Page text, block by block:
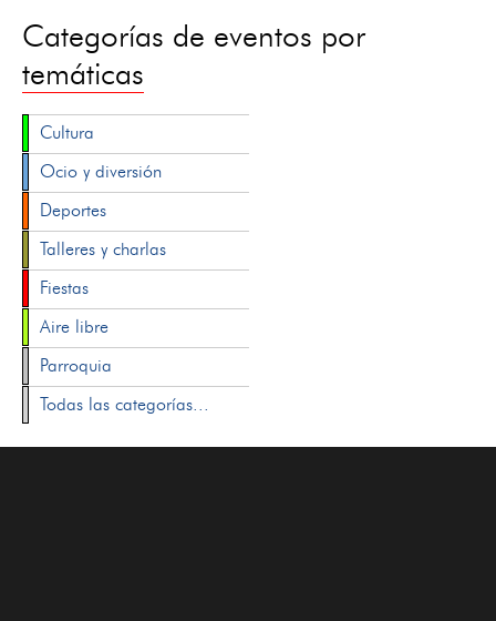
Categorías de eventos por
temáticas
Cultura
Ocio y diversión
Deportes
Talleres y charlas
Fiestas
Aire libre
Parroquia
Todas las categorías...